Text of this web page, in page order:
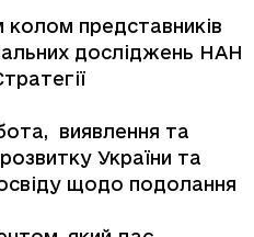
колом представників
досліджень НАН
виявлення та
України та
щодо подолання